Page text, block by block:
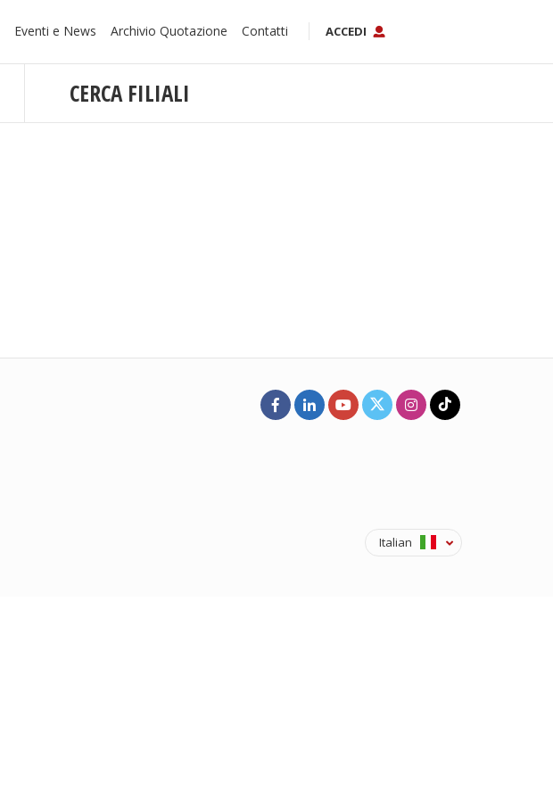
Eventi e News Archivio Quotazione Contatti ACCEDI
CERCA FILIALI
Italian